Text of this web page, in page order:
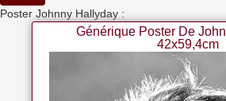
Poster Johnny Hallyday :
Générique Poster De
42x59,4cm